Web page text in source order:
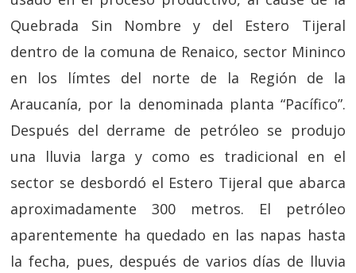
Quebrada Sin Nombre y del Estero Tijeral
dentro de la comuna de Renaico, sector Mininco
en los límtes del norte de la Región de la
Araucanía, por la denominada planta “Pacífico”.
Después del derrame de petróleo se produjo
una lluvia larga y como es tradicional en el
sector se desbordó el Estero Tijeral que abarca
aproximadamente 300 metros. El petróleo
aparentemente ha quedado en las napas hasta
la fecha, pues, después de varios días de lluvia